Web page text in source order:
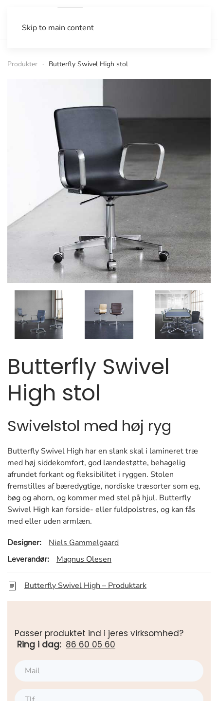
Skip to main content
Produkter Butterfly Swivel High stol
Butterfly Swivel
High stol
Swivelstol med høj ryg
Butterfly Swivel High har en slank skal i lamineret træ
med høj siddekomfort, god lændestøtte, behagelig
afrundet forkant og fleksibilitet i ryggen. Stolen
fremstilles af bæredygtige, nordiske træsorter som eg,
bøg og ahorn, og kommer med stel på hjul. Butterfly
Swivel High kan forside- eller fuldpolstres, og kan fås
med eller uden armlæn.
Designer:
Niels Gammelgaard
Leverandør:
Magnus Olesen
Butterfly Swivel High – Produktark
Passer produktet ind i jeres virksomhed?
Ring i dag: 86 60 05 60